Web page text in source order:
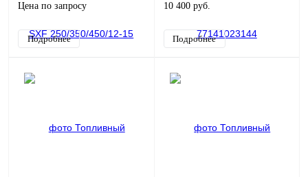
Цена по запросу
Подробнее
10 400 руб.
Подробнее